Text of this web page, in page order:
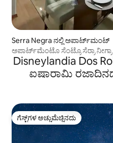
Serra Negra ನಲ್ಲಿ ಅಪಾರ್ಟ್‌ಮಂಟ್
ಅಪಾರ್ಟ್‌ಮೆಂಟೊ ಸೆಂಟ್ರೊ ಸೆರ್ರಾ ನೀಗ್ರಾ
Disneylandia Dos
ಐಷಾರಾಮಿ
ಗೆಸ್ಟ್‌ಗಳ ಅಚ್ಚುಮೆಚ್ಚಿನದು
ಗೆಸ್ಟ್‌ಗಳ ಅಚ್ಚುಮೆಚ್ಚಿನದು